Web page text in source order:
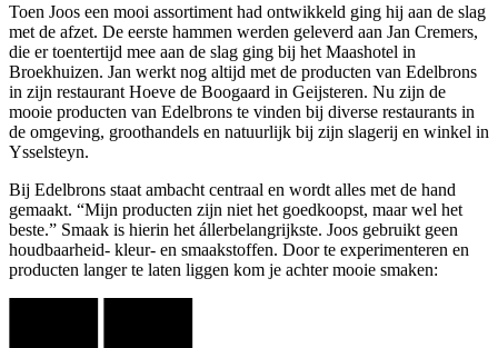
Toen Joos een mooi assortiment had ontwikkeld ging hij aan de slag
met de afzet. De eerste hammen werden geleverd aan Jan Cremers,
die er toentertijd mee aan de slag ging bij het Maashotel in
Broekhuizen. Jan werkt nog altijd met de producten van Edelbrons
in zijn restaurant Hoeve de Boogaard in Geijsteren. Nu zijn de
mooie producten van Edelbrons te vinden bij diverse restaurants in
de omgeving, groothandels en natuurlijk bij zijn slagerij en winkel in
Ysselsteyn.
Bij Edelbrons staat ambacht centraal en wordt alles met de hand
gemaakt. “Mijn producten zijn niet het goedkoopst, maar wel het
beste.” Smaak is hierin het állerbelangrijkste. Joos gebruikt geen
houdbaarheid- kleur- en smaakstoffen. Door te experimenteren en
producten langer te laten liggen kom je achter mooie smaken: